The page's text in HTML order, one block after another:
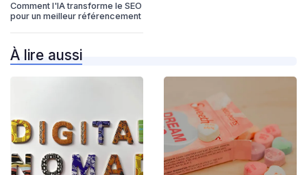
Comment l'IA transforme le SEO
pour un meilleur référencement
À lire aussi